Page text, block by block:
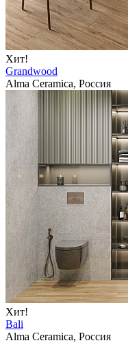
Хит!
Grandwood
Alma Ceramica, Россия
Хит!
Bali
Alma Ceramica, Россия